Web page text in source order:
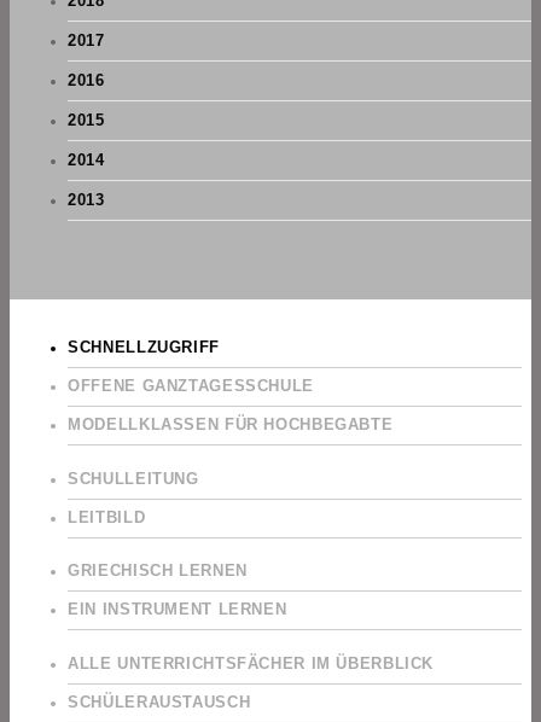
2017
2016
2015
2014
2013
SCHNELLZUGRIFF
OFFENE GANZTAGESSCHULE
MODELLKLASSEN FÜR HOCHBEGABTE
SCHULLEITUNG
LEITBILD
GRIECHISCH LERNEN
EIN INSTRUMENT LERNEN
ALLE UNTERRICHTSFÄCHER IM ÜBERBLICK
SCHÜLERAUSTAUSCH